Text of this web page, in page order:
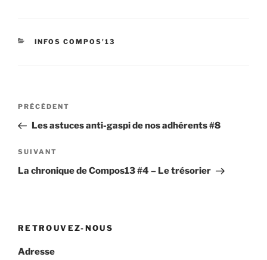
CATÉGORIES
INFOS COMPOS'13
Navigation
l’article
Article
précédent
PRÉCÉDENT
Les astuces anti-gaspi de nos adhérents #8
Article
suivant
SUIVANT
La chronique de Compos13 #4 – Le trésorier
RETROUVEZ-NOUS
Adresse